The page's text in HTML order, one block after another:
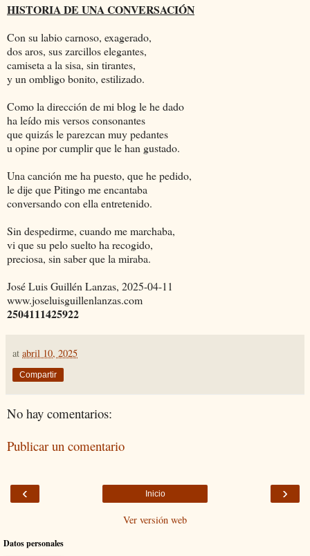
HISTORIA DE UNA CONVERSACIÓN
Con su labio carnoso, exagerado,
dos aros, sus zarcillos elegantes,
camiseta a la sisa, sin tirantes,
y un ombligo bonito, estilizado.
Como la dirección de mi blog le he dado
ha leído mis versos consonantes
que quizás le parezcan muy pedantes
u opine por cumplir que le han gustado.
Una canción me ha puesto, que he pedido,
le dije que Pitingo me encantaba
conversando con ella entretenido.
Sin despedirme, cuando me marchaba,
vi que su pelo suelto ha recogido,
preciosa, sin saber que la miraba.
José Luis Guillén Lanzas, 2025-04-11
www.joseluisguillenlanzas.com
2504111425922
at abril 10, 2025
Compartir
No hay comentarios:
Publicar un comentario
‹ ›
Inicio
Ver versión web
Datos personales